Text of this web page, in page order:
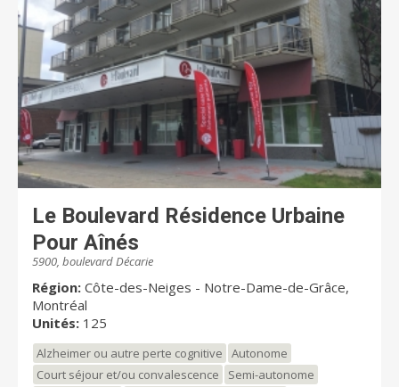
Le Boulevard Résidence Urbaine
Pour Aînés
5900, boulevard Décarie
Région: Côte-des-Neiges - Notre-Dame-de-Grâce,
Montréal
Unités: 125
Alzheimer ou autre perte cognitive
Autonome
Court séjour et/ou convalescence
Semi-autonome